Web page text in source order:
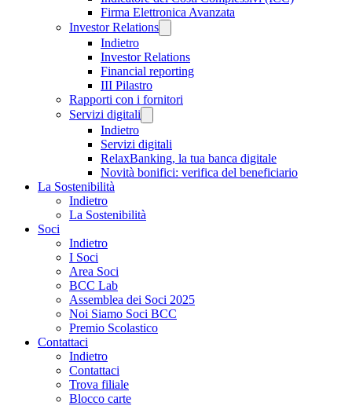
Firma Elettronica Avanzata
Investor Relations
Indietro
Investor Relations
Financial reporting
III Pilastro
Rapporti con i fornitori
Servizi digitali
Indietro
Servizi digitali
RelaxBanking, la tua banca digitale
Novità bonifici: verifica del beneficiario
La Sostenibilità
Indietro
La Sostenibilità
Soci
Indietro
I Soci
Area Soci
BCC Lab
Assemblea dei Soci 2025
Noi Siamo Soci BCC
Premio Scolastico
Contattaci
Indietro
Contattaci
Trova filiale
Blocco carte